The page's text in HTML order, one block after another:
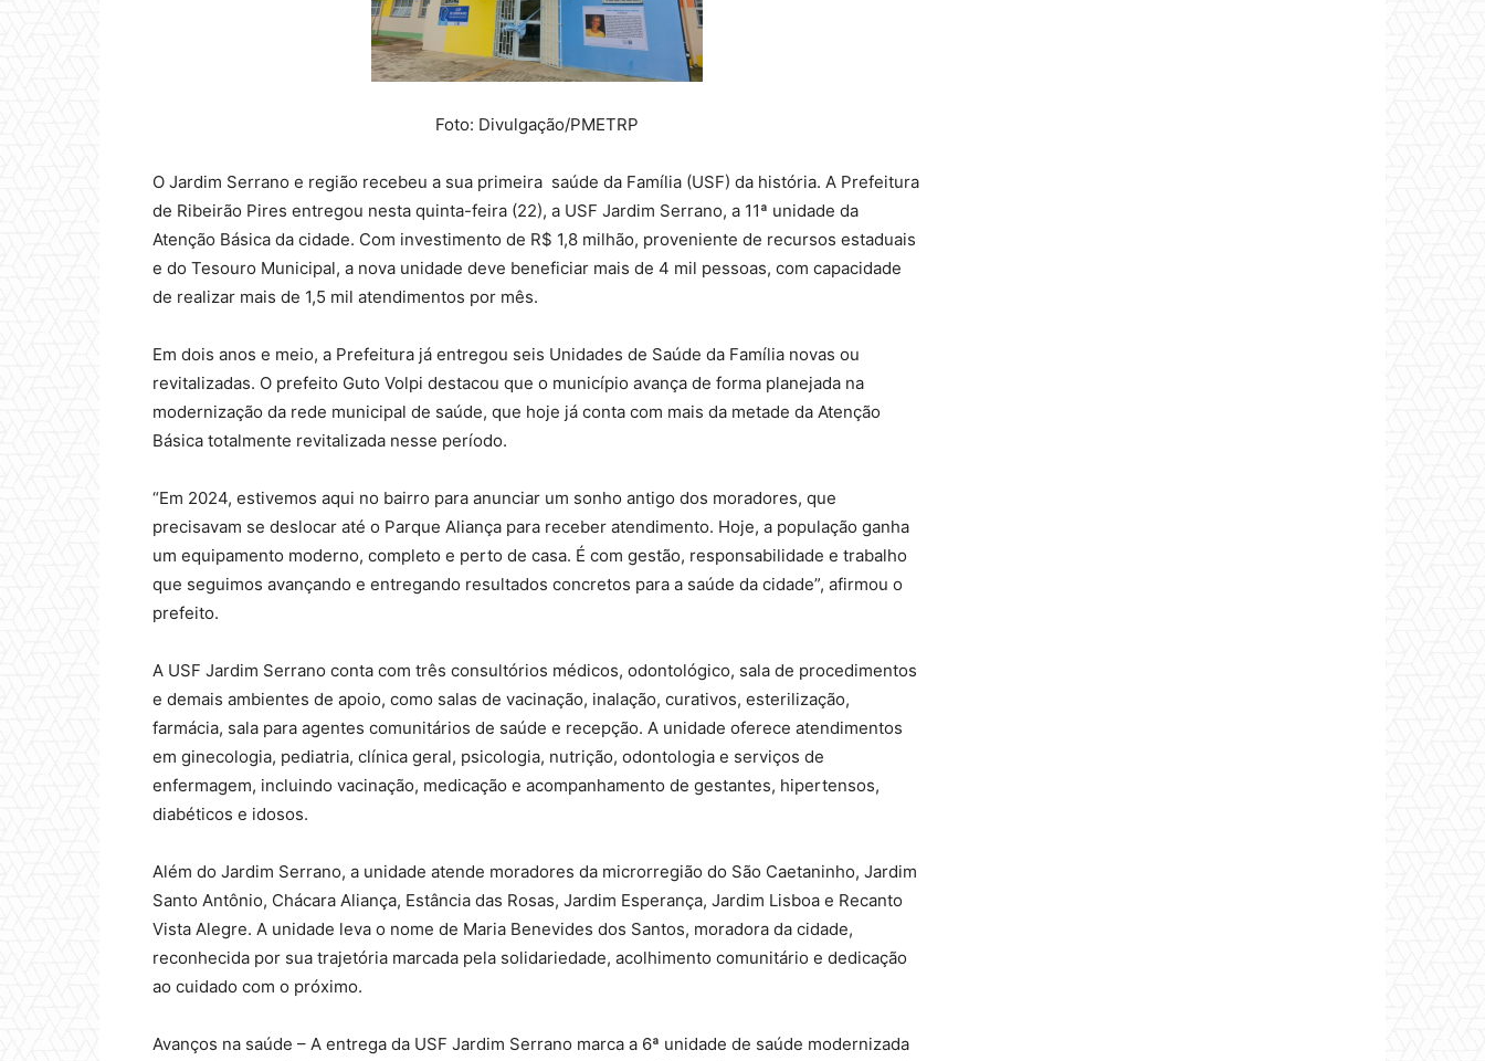
Foto: Divulgação/PMETRP
O Jardim Serrano e região recebeu a sua primeira saúde da Família (USF) da história. A Prefeitura
de Ribeirão Pires entregou nesta quinta-feira (22), a USF Jardim Serrano, a 11ª unidade da
Atenção Básica da cidade. Com investimento de R$ 1,8 milhão, proveniente de recursos estaduais
e do Tesouro Municipal, a nova unidade deve beneficiar mais de 4 mil pessoas, com capacidade
de realizar mais de 1,5 mil atendimentos por mês.
Em dois anos e meio, a Prefeitura já entregou seis Unidades de Saúde da Família novas ou
revitalizadas. O prefeito Guto Volpi destacou que o município avança de forma planejada na
modernização da rede municipal de saúde, que hoje já conta com mais da metade da Atenção
Básica totalmente revitalizada nesse período.
“Em 2024, estivemos aqui no bairro para anunciar um sonho antigo dos moradores, que
precisavam se deslocar até o Parque Aliança para receber atendimento. Hoje, a população ganha
um equipamento moderno, completo e perto de casa. É com gestão, responsabilidade e trabalho
que seguimos avançando e entregando resultados concretos para a saúde da cidade”, afirmou o
prefeito.
A USF Jardim Serrano conta com três consultórios médicos, odontológico, sala de procedimentos
e demais ambientes de apoio, como salas de vacinação, inalação, curativos, esterilização,
farmácia, sala para agentes comunitários de saúde e recepção. A unidade oferece atendimentos
em ginecologia, pediatria, clínica geral, psicologia, nutrição, odontologia e serviços de
enfermagem, incluindo vacinação, medicação e acompanhamento de gestantes, hipertensos,
diabéticos e idosos.
Além do Jardim Serrano, a unidade atende moradores da microrregião do São Caetaninho, Jardim
Santo Antônio, Chácara Aliança, Estância das Rosas, Jardim Esperança, Jardim Lisboa e Recanto
Vista Alegre. A unidade leva o nome de Maria Benevides dos Santos, moradora da cidade,
reconhecida por sua trajetória marcada pela solidariedade, acolhimento comunitário e dedicação
ao cuidado com o próximo.
Avanços na saúde – A entrega da USF Jardim Serrano marca a 6ª unidade de saúde modernizada